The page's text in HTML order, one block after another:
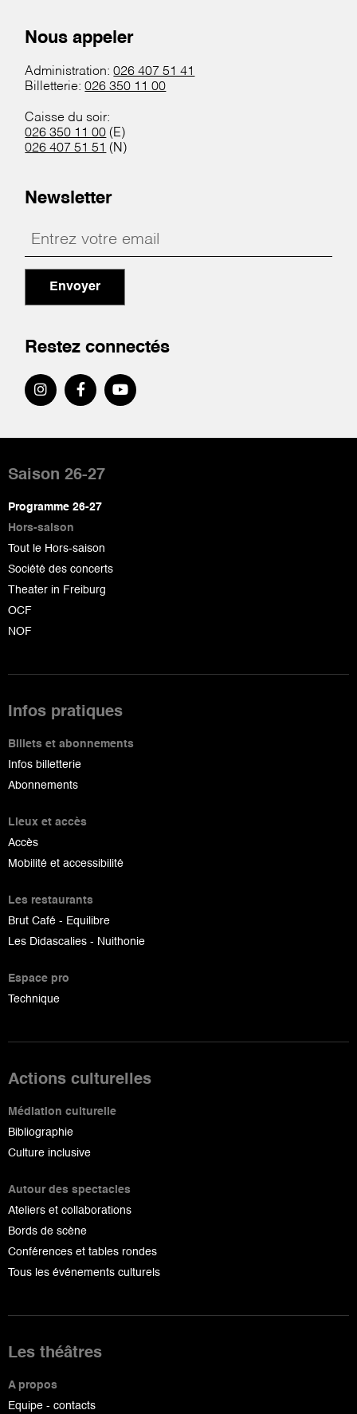
Nous appeler
Administration:026 407 51 41
Billetterie:026 350 11 00
Caisse du soir:
026 350 11 00 (E)
026 407 51 51 (N)
Newsletter
Envoyer
Restez connectés
de
page
Saison 26-27
Programme 26-27
Hors-saison
Tout le Hors-saison
Société des concerts
Theater in Freiburg
OCF
NOF
Infos pratiques
Billets et abonnements
Infos billetterie
Abonnements
Lieux et accès
Accès
Mobilité et accessibilité
Les restaurants
Brut Café - Equilibre
Les Didascalies - Nuithonie
Espace pro
Technique
Actions culturelles
Médiation culturelle
Bibliographie
Culture inclusive
Autour des spectacles
Ateliers et collaborations
Bords de scène
Conférences et tables rondes
Tous les événements culturels
Les théâtres
A propos
Equipe - contacts